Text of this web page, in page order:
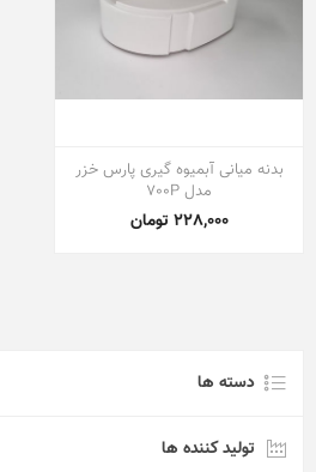
بدنه میانی آبمیوه گیری پارس خزر
مدل 700P
228,000 تومان
دسته ها
تولید کننده ها